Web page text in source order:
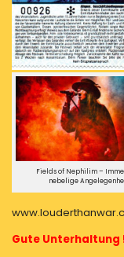
Fields of Nephilim –
nebelige
Gute Unterhaltung